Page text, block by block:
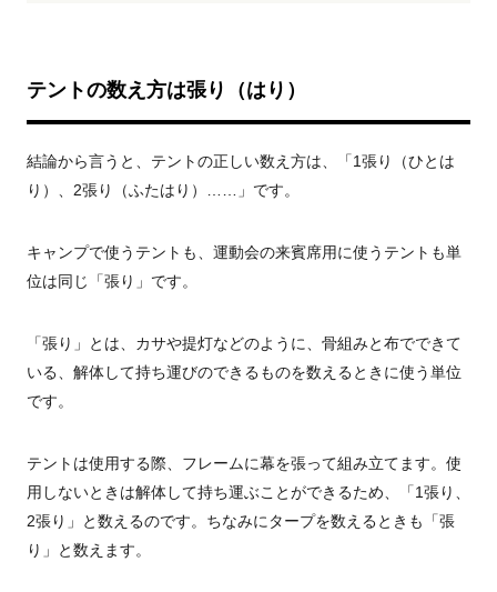
テントの数え方は張り（はり）
結論から言うと、テントの正しい数え方は、「1張り（ひとは
り）、2張り（ふたはり）……」です。
キャンプで使うテントも、運動会の来賓席用に使うテントも単
位は同じ「張り」です。
「張り」とは、カサや提灯などのように、骨組みと布でできて
いる、解体して持ち運びのできるものを数えるときに使う単位
です。
テントは使用する際、フレームに幕を張って組み立てます。使
用しないときは解体して持ち運ぶことができるため、「1張り、
2張り」と数えるのです。ちなみにタープを数えるときも「張
り」と数えます。